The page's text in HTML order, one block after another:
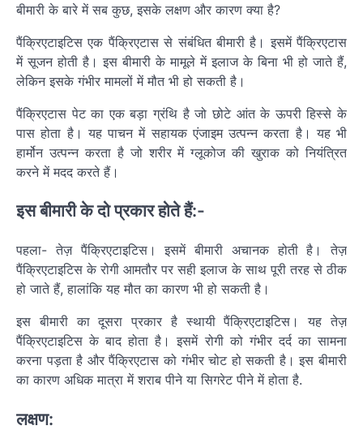
बीमारी के बारे में सब कुछ, इसके लक्षण और कारण क्या है?
पैंक्रिएटाइटिस एक पैंक्रिएटास से संबंधित बीमारी है। इसमें पैंक्रिएटास
में सूजन होती है। इस बीमारी के मामूले में इलाज के बिना भी हो जाते हैं,
लेकिन इसके गंभीर मामलों में मौत भी हो सकती है।
पैंक्रिएटास पेट का एक बड़ा ग्रंथि है जो छोटे आंत के ऊपरी हिस्से के
पास होता है। यह पाचन में सहायक एंजाइम उत्पन्न करता है। यह भी
हार्मोन उत्पन्न करता है जो शरीर में ग्लूकोज की खुराक को नियंत्रित
करने में मदद करते हैं।
इस बीमारी के दो प्रकार होते हैं:-
पहला- तेज़ पैंक्रिएटाइटिस। इसमें बीमारी अचानक होती है। तेज़
पैंक्रिएटाइटिस के रोगी आमतौर पर सही इलाज के साथ पूरी तरह से ठीक
हो जाते हैं, हालांकि यह मौत का कारण भी हो सकती है।
इस बीमारी का दूसरा प्रकार है स्थायी पैंक्रिएटाइटिस। यह तेज़
पैंक्रिएटाइटिस के बाद होता है। इसमें रोगी को गंभीर दर्द का सामना
करना पड़ता है और पैंक्रिएटास को गंभीर चोट हो सकती है। इस बीमारी
का कारण अधिक मात्रा में शराब पीने या सिगरेट पीने में होता है.
लक्षण: